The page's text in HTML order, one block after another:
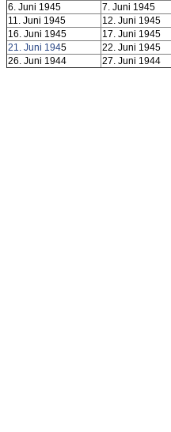
6. Juni 1945
7. Juni 1945
11. Juni 1945
12. Juni 1945
16. Juni 1945
17. Juni 1945
21. Juni 1945
22. Juni 1945
26. Juni 1944
27. Juni 1944